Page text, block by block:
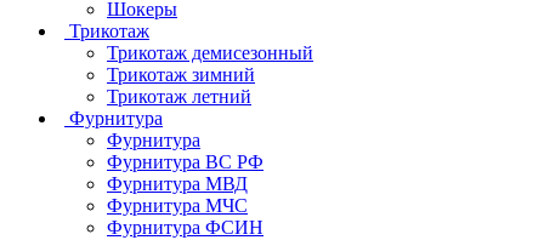
Шокеры
Трикотаж
Трикотаж демисезонный
Трикотаж зимний
Трикотаж летний
Фурнитура
Фурнитура
Фурнитура ВС РФ
Фурнитура МВД
Фурнитура МЧС
Фурнитура ФСИН